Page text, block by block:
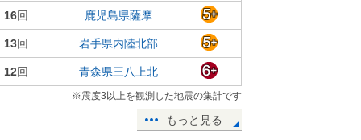
16回 鹿児島県薩摩
13回 岩手県内陸北部
12回 青森県三八上北
※震度3以上を観測した地震の集計です
もっと見る